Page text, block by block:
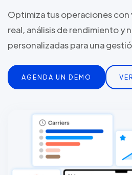
Optimiza tus operaciones
real, análisis de rendimiento y
personalizadas para una
AGENDA UN DEMO